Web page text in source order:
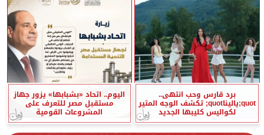
برد قارس وحب انتهى..
quot;ياليناquot; تكشف الوجه المثير
لكواليس كليبها الجديد
اليوم.. اتحاد «بشبابها» يزور جهاز
مستقبل مصر للتعرف على
المشروعات القومية